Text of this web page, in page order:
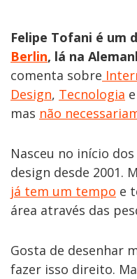
Felipe Tofani é um
Berlin, lá na
comenta sobre
Design, Tecnologia
mas não
Nasceu no início
design desde 2001.
já tem um tempo e
área através das
Gosta de desenhar
fazer isso direito.